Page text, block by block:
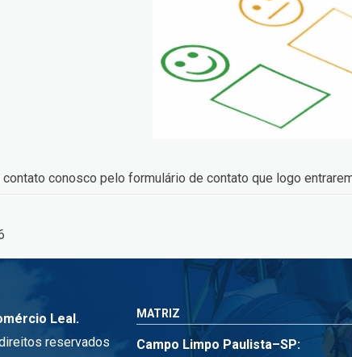
contato conosco pelo formulário de contato que logo
Leal.
reservados
MATRIZ
Campo Limpo Paulista–SP: